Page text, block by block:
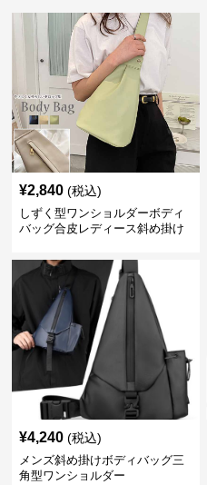
¥2,840 (税込)
しずく型ワンショルダーボディ
バッグ合皮レディース斜め掛け
¥4,240 (税込)
メンズ斜め掛けボディバッグ三
角型ワンショルダー